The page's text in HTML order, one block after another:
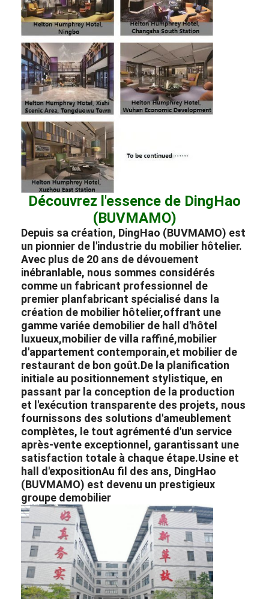
Découvrez l'essence de DingHao
(BUVMAMO)
Depuis sa création, DingHao (BUVMAMO) est
un pionnier de l'industrie du mobilier hôtelier.
Avec plus de 20 ans de dévouement
inébranlable, nous sommes considérés
comme un fabricant professionnel de
premier planfabricant spécialisé dans la
création de mobilier hôtelier,offrant une
gamme variée demobilier de hall d'hôtel
luxueux,mobilier de villa raffiné,mobilier
d'appartement contemporain,et mobilier de
restaurant de bon goût.De la planification
initiale au positionnement stylistique, en
passant par la conception de la production
et l'exécution transparente des projets, nous
fournissons des solutions d'ameublement
complètes, le tout agrémenté d'un service
après-vente exceptionnel, garantissant une
satisfaction totale à chaque étape.Usine et
hall d'expositionAu fil des ans, DingHao
(BUVMAMO) est devenu un prestigieux
groupe demobilier